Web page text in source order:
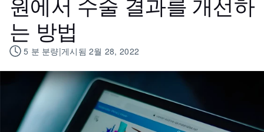
는 방법
5 분 분량|게시됨 2월 28, 2022